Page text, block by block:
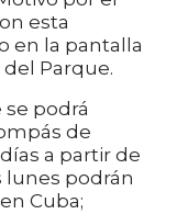
esta
en la pantalla
Parque.
podrá
de
a partir de
lunes podrán
Cuba;